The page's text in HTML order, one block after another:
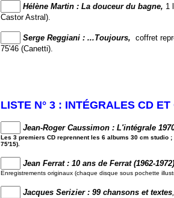
Hélène Martin : La douceur du bagne, 1
Castor Astral).
Serge Reggiani : ...Toujours, coffret
75'46 (Canetti).
LISTE N° 3 : INTÉGRALES CD
Jean-Roger Caussimon : L'intégrale
Les 3 premiers CD reprennent les 6 albums 30 cm
75'15).
Jean Ferrat : 10 ans de Ferrat (1962-
Enregistrements originaux (chaque disque sous pochette
Jacques Serizier : 99 chansons et textes,